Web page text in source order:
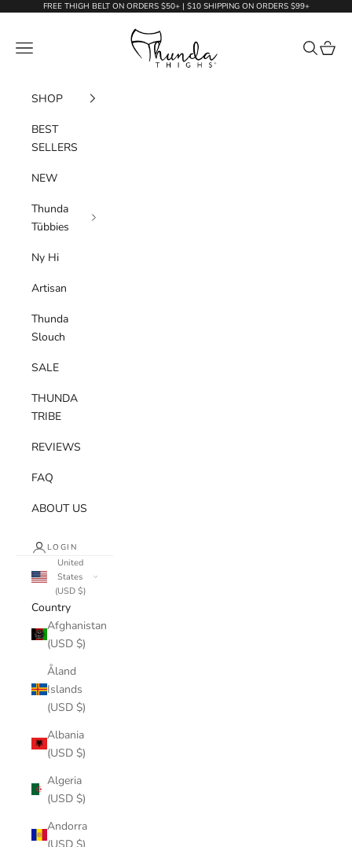
Skip to contentFREE THIGH BELT ON ORDERS $50+ | $10 SHIPPING ON ORDERS $99+
Thunda Thighs
Navigation menu
Search
Cart
SHOP
BEST
SELLERS
NEW
Thunda
Tūbbies
Ny Hi
Artisan
Thunda
Slouch
SALE
THUNDA
TRIBE
REVIEWS
FAQ
ABOUT US
LOGIN
United
States
(USD $)
Country
Afghanistan
(USD $)
Åland
Islands
(USD $)
Albania
(USD $)
Algeria
(USD $)
Andorra
(USD $)